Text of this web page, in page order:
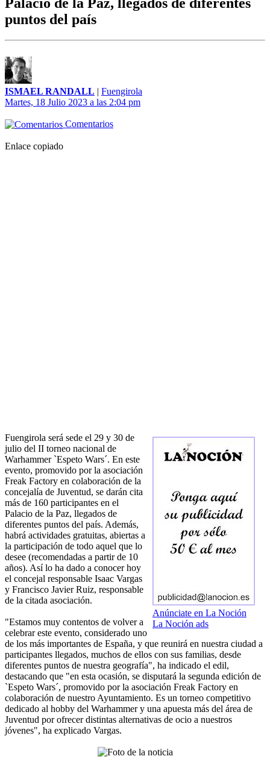
puntos del país
ISMAEL RANDALL | Fuengirola
Martes, 18 Julio 2023 a las 2:04 pm
Comentarios
Enlace copiado
Anúnciate en La Noción
La Noción ads
Fuengirola será sede el 29 y 30 de
julio del II torneo nacional de
Warhammer `Espeto Wars´. En este
evento, promovido por la asociación
Freak Factory en colaboración de la
concejalía de Juventud, se darán cita
más de 160 participantes en el
Palacio de la Paz, llegados de
diferentes puntos del país. Además,
habrá actividades gratuitas, abiertas a
la participación de todo aquel que lo
desee (recomendadas a partir de 10
años). Así lo ha dado a conocer hoy
el concejal responsable Isaac Vargas
y Francisco Javier Ruiz, responsable
de la citada asociación.
"Estamos muy contentos de volver a
celebrar este evento, considerado uno
de los más importantes de España, y que reunirá en nuestra ciudad a
participantes llegados, muchos de ellos con sus familias, desde
diferentes puntos de nuestra geografía", ha indicado el edil,
destacando que "en esta ocasión, se disputará la segunda edición de
`Espeto Wars´, promovido por la asociación Freak Factory en
colaboración de nuestro Ayuntamiento. Es un torneo competitivo
dedicado al hobby del Warhammer y una apuesta más del área de
Juventud por ofrecer distintas alternativas de ocio a nuestros
jóvenes", ha explicado Vargas.